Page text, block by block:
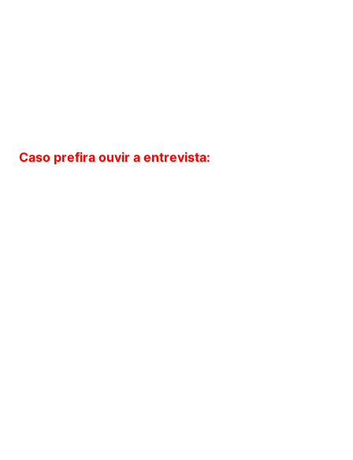
Caso prefira ouvir a entrevista: